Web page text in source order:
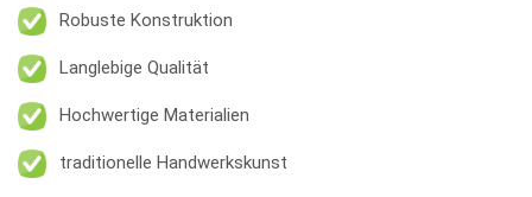
Robuste Konstruktion
Langlebige Qualität
Hochwertige Materialien
traditionelle Handwerkskunst